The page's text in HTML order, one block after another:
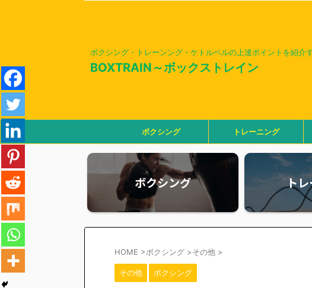
ボクシング・トレーンング・ケトルベルの上達ポイントを紹介
BOXTRAIN～ボックストレイン
ボクシング トレーニング
ボクシング ト
HOME >ボクシング >その他 >
その他 ボクシング